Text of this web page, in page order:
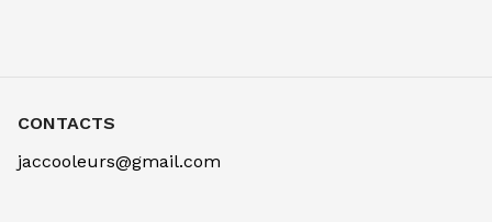
AQUARELLE EXTRA FINE TUBE 10 ML
CONTACTS
jaccooleurs@gmail.com